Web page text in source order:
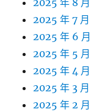
2025 年 8 月
2025 年 7 月
2025 年 6 月
2025 年 5 月
2025 年 4 月
2025 年 3 月
2025 年 2 月